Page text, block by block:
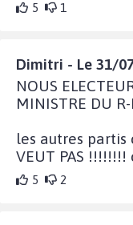
5 1
Dimitri - Le 31/
NOUS
MINISTRE DU
les autres partis
VEUT PAS
5 2